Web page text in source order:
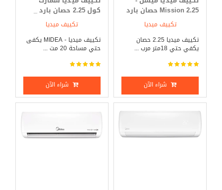
Mission 2.25 حصان بارد
_ ساخنتكييف ميديا
تكييف ميديا 2.25 حصان
يكفي حتي 18متر مرب ...
شراء الآن
كول 2.25 حصان بارد _
تكييف ميديا
تكييف ميديا - MIDEA يكفى
حتي مساحة 20 مت ...
شراء الآن